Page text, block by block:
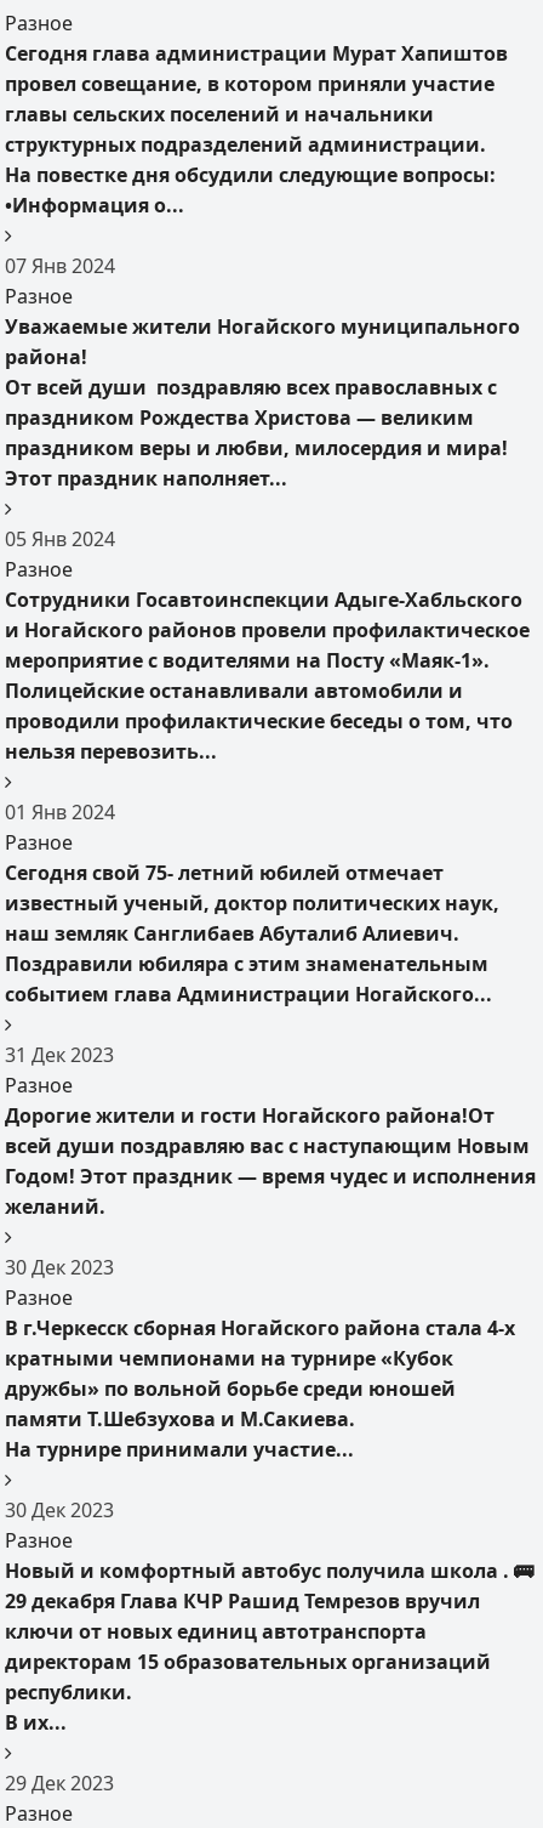
Разное
Сегодня глава администрации Мурат Хапиштов
провел совещание, в котором приняли участие
главы сельских поселений и начальники
структурных подразделений администрации.
На повестке дня обсудили следующие вопросы:
•Информация о...
07 Янв 2024
Разное
Уважаемые жители Ногайского муниципального
района!
От всей души поздравляю всех православных с
праздником Рождества Христова — великим
праздником веры и любви, милосердия и мира!
Этот праздник наполняет...
05 Янв 2024
Разное
Сотрудники Госавтоинспекции Адыге-Хабльского
и Ногайского районов провели профилактическое
мероприятие с водителями на Посту «Маяк-1».
Полицейские останавливали автомобили и
проводили профилактические беседы о том, что
нельзя перевозить...
01 Янв 2024
Разное
Сегодня свой 75- летний юбилей отмечает
известный ученый, доктор политических наук,
наш земляк Санглибаев Абуталиб Алиевич.
Поздравили юбиляра с этим знаменательным
событием глава Администрации Ногайского...
31 Дек 2023
Разное
Дорогие жители и гости Ногайского района!От
всей души поздравляю вас с наступающим Новым
Годом! Этот праздник — время чудес и исполнения
желаний.
30 Дек 2023
Разное
В г.Черкесск сборная Ногайского района стала 4-х
кратными чемпионами на турнире «Кубок
дружбы» по вольной борьбе среди юношей
памяти Т.Шебзухова и М.Сакиева.
На турнире принимали участие...
30 Дек 2023
Разное
Новый и комфортный автобус получила школа . 🚌
29 декабря Глава КЧР Рашид Темрезов вручил
ключи от новых единиц автотранспорта
директорам 15 образовательных организаций
республики.
В их...
29 Дек 2023
Разное